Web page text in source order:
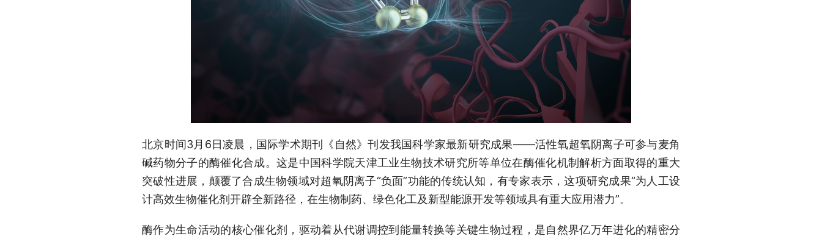
北京时间3月6日凌晨，国际学术期刊《自然》刊发我国科学家最新研究成果——活性氧超氧阴离子可参与麦角
碱药物分子的酶催化合成。这是中国科学院天津工业生物技术研究所等单位在酶催化机制解析方面取得的重大
突破性进展，颠覆了合成生物领域对超氧阴离子“负面”功能的传统认知，有专家表示，这项研究成果“为人工设
计高效生物催化剂开辟全新路径，在生物制药、绿色化工及新型能源开发等领域具有重大应用潜力”。
酶作为生命活动的核心催化剂，驱动着从代谢调控到能量转换等关键生物过程，是自然界亿万年进化的精密分